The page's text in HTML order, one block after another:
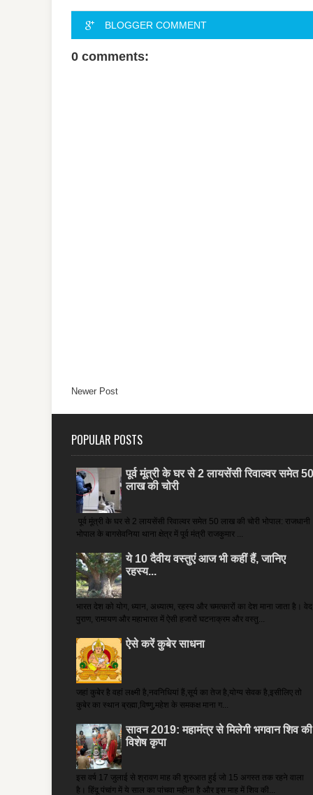
BLOGGER COMMENT
0 comments:
Newer Post
POPULAR POSTS
पूर्व मूंत्री के घर से 2 लायसेंसी रिवाल्वर समेत 50
लाख की चोरी
पूर्व मूंत्री के घर से 2 लायसेंसी रिवाल्वर समेत 50 लाख की चोरी भोपाल: राजधानी
भोपाल के बागसेवनिया थाना क्षेत्र में पूर्व मंत्री राजकुमार ...
ये 10 दैवीय वस्तुएं आज भी कहीं हैं, जानिए
रहस्य...
भारत देश को योग, ध्यान, अध्यात्म, रहस्य और चमत्कारों का देश माना जाता है। वेद,
पुराण, रामायण और महाभारत में ऐसी हजारों घटनाक्रम और वस्तु...
ऐसे करें कुबेर साधना
जहां कुबेर है­ वहां लक्ष्मी है,नवनिधियां हैं,सूर्य का तेज है,योग्य सेवक है,इसीलिए तो
कुबेर का स्थान ब्रह्मा,विष्णु,महेश के समकक्ष माना ग...
सावन 2019: महामंत्र से मिलेगी भगवान शिव की
विशेष कृपा
इस वर्ष 17 जुलाई से श्रावण माह की शुरुआत हुई जो 15 अगस्त तक रहने वाला
है। हिंदू पंचांग में ये साल का पांचवा महीना है और इस माह में शिव की...